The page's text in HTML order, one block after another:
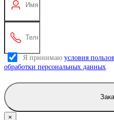
Я принимаю условия
обработки персональных данных
×